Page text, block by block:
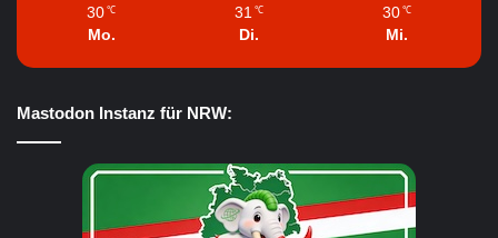
30 ℃
Mo.
31 ℃
Di.
30 ℃
Mi.
Mastodon Instanz für NRW: